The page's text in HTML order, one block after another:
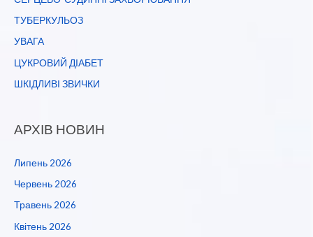
ТУБЕРКУЛЬОЗ
УВАГА
ЦУКРОВИЙ ДІАБЕТ
ШКІДЛИВІ ЗВИЧКИ
АРХІВ НОВИН
Липень 2026
Червень 2026
Травень 2026
Квітень 2026